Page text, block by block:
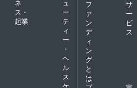
ネ
ス・
起業
ュ
ー
テ
ィ
ー
・
ヘ
ル
ス
ケ
フ
ァ
ン
デ
ィ
ン
グ
と
は
サ
ー
ビ
ス